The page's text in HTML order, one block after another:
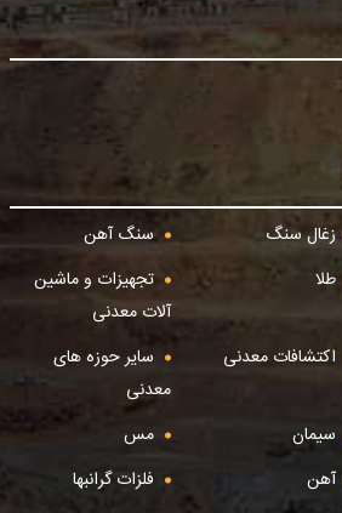
زغال سنگ
سنگ آهن
طلا
تجهیزات و ماشین
آلات معدنی
اکتشافات معدنی
سایر حوزه های
معدنی
سیمان
مس
آهن
فلزات گرانبها